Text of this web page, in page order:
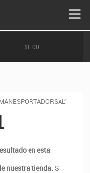
$0.00
en esta
nuestra tienda. Si